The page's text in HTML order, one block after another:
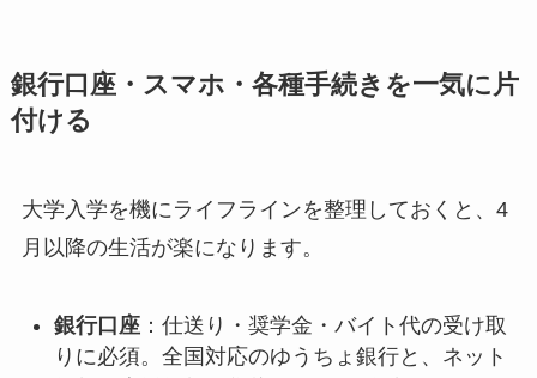
銀行口座・スマホ・各種手続きを一気に片
付ける
大学入学を機にライフラインを整理しておくと、4
月以降の生活が楽になります。
銀行口座：仕送り・奨学金・バイト代の受け取
りに必須。全国対応のゆうちょ銀行と、ネット